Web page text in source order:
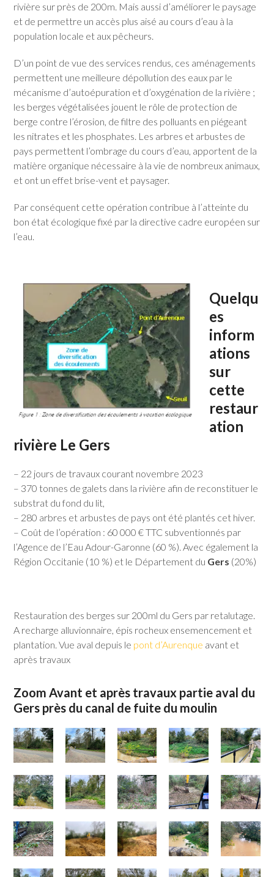
rivière sur près de 200m. Mais aussi d’améliorer le paysage
et de permettre un accès plus aisé au cours d’eau à la
population locale et aux pêcheurs.
D’un point de vue des services rendus, ces aménagements
permettent une meilleure dépollution des eaux par le
mécanisme d’autoépuration et d’oxygénation de la rivière ;
les berges végétalisées jouent le rôle de protection de
berge contre l’érosion, de filtre des polluants en piégeant
les nitrates et les phosphates. Les arbres et arbustes de
pays permettent l’ombrage du cours d’eau, apportent de la
matière organique nécessaire à la vie de nombreux animaux,
et ont un effet brise-vent et paysager.
Par conséquent cette opération contribue à l’atteinte du
bon état écologique fixé par la directive cadre européen sur
l’eau.
Quelqu
es
inform
ations
sur
cette
restaur
ation
rivière Le Gers
– 22 jours de travaux courant novembre 2023
– 370 tonnes de galets dans la rivière afin de reconstituer le
substrat du fond du lit,
– 280 arbres et arbustes de pays ont été plantés cet hiver.
– Coût de l’opération : 60 000 € TTC subventionnés par
l’Agence de l’Eau Adour-Garonne (60 %). Avec également la
Région Occitanie (10 %) et le Département du Gers (20%)
Restauration des berges sur 200ml du Gers par retalutage.
A recharge alluvionnaire, épis rocheux ensemencement et
plantation. Vue aval depuis le pont d’Aurenque avant et
après travaux
Zoom Avant et après travaux partie aval du
Gers près du canal de fuite du moulin